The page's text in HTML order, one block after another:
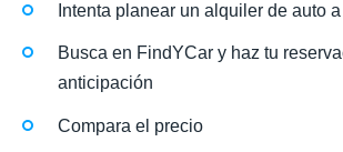
Intenta planear un alquiler de auto
Busca en FindYCar y haz tu
anticipación
Compara el precio